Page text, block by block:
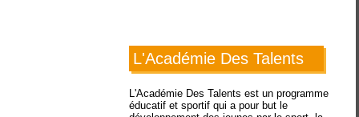
L'Académie Des Talents
L'Académie Des Talents est un programme
éducatif et sportif qui a pour but le